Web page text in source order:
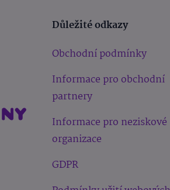
Důležité odkazy
Obchodní podmínky
Informace pro obchodní
partnery
Informace pro neziskové
organizace
GDPR